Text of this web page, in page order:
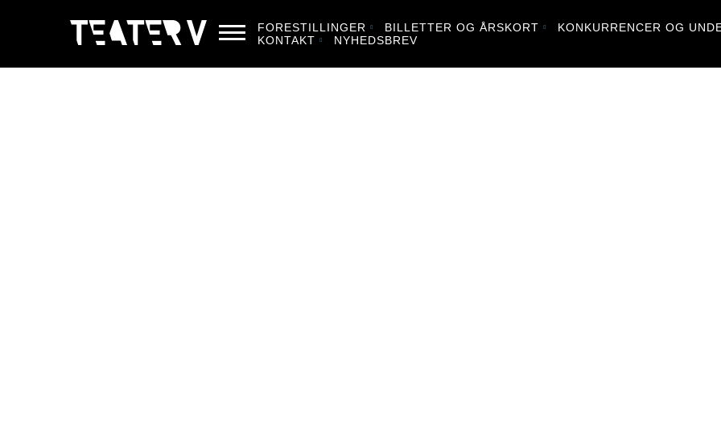
FORESTILLINGER BILLETTER OG ÅRSKORT KONKURRENCER OG
KONTAKT
NYHEDSBREV